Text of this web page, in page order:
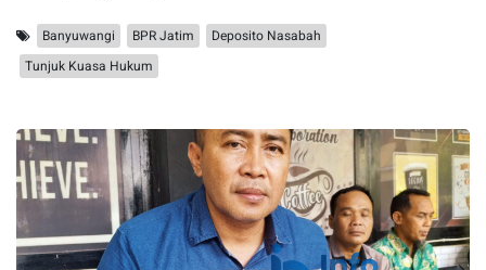
Banyuwangi BPR Jatim
Deposito Nasabah
Tunjuk Kuasa Hukum